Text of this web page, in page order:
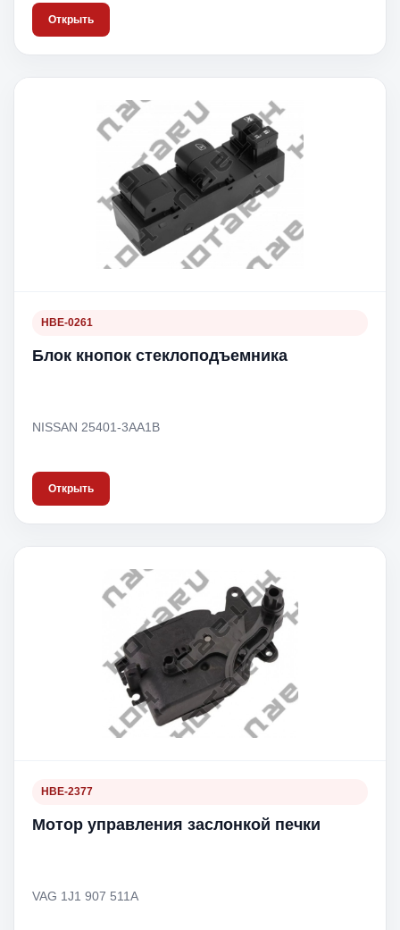
Открыть
HBE-0261
Блок кнопок стеклоподъемника
NISSAN 25401-3AA1B
Открыть
HBE-2377
Мотор управления заслонкой печки
VAG 1J1 907 511A